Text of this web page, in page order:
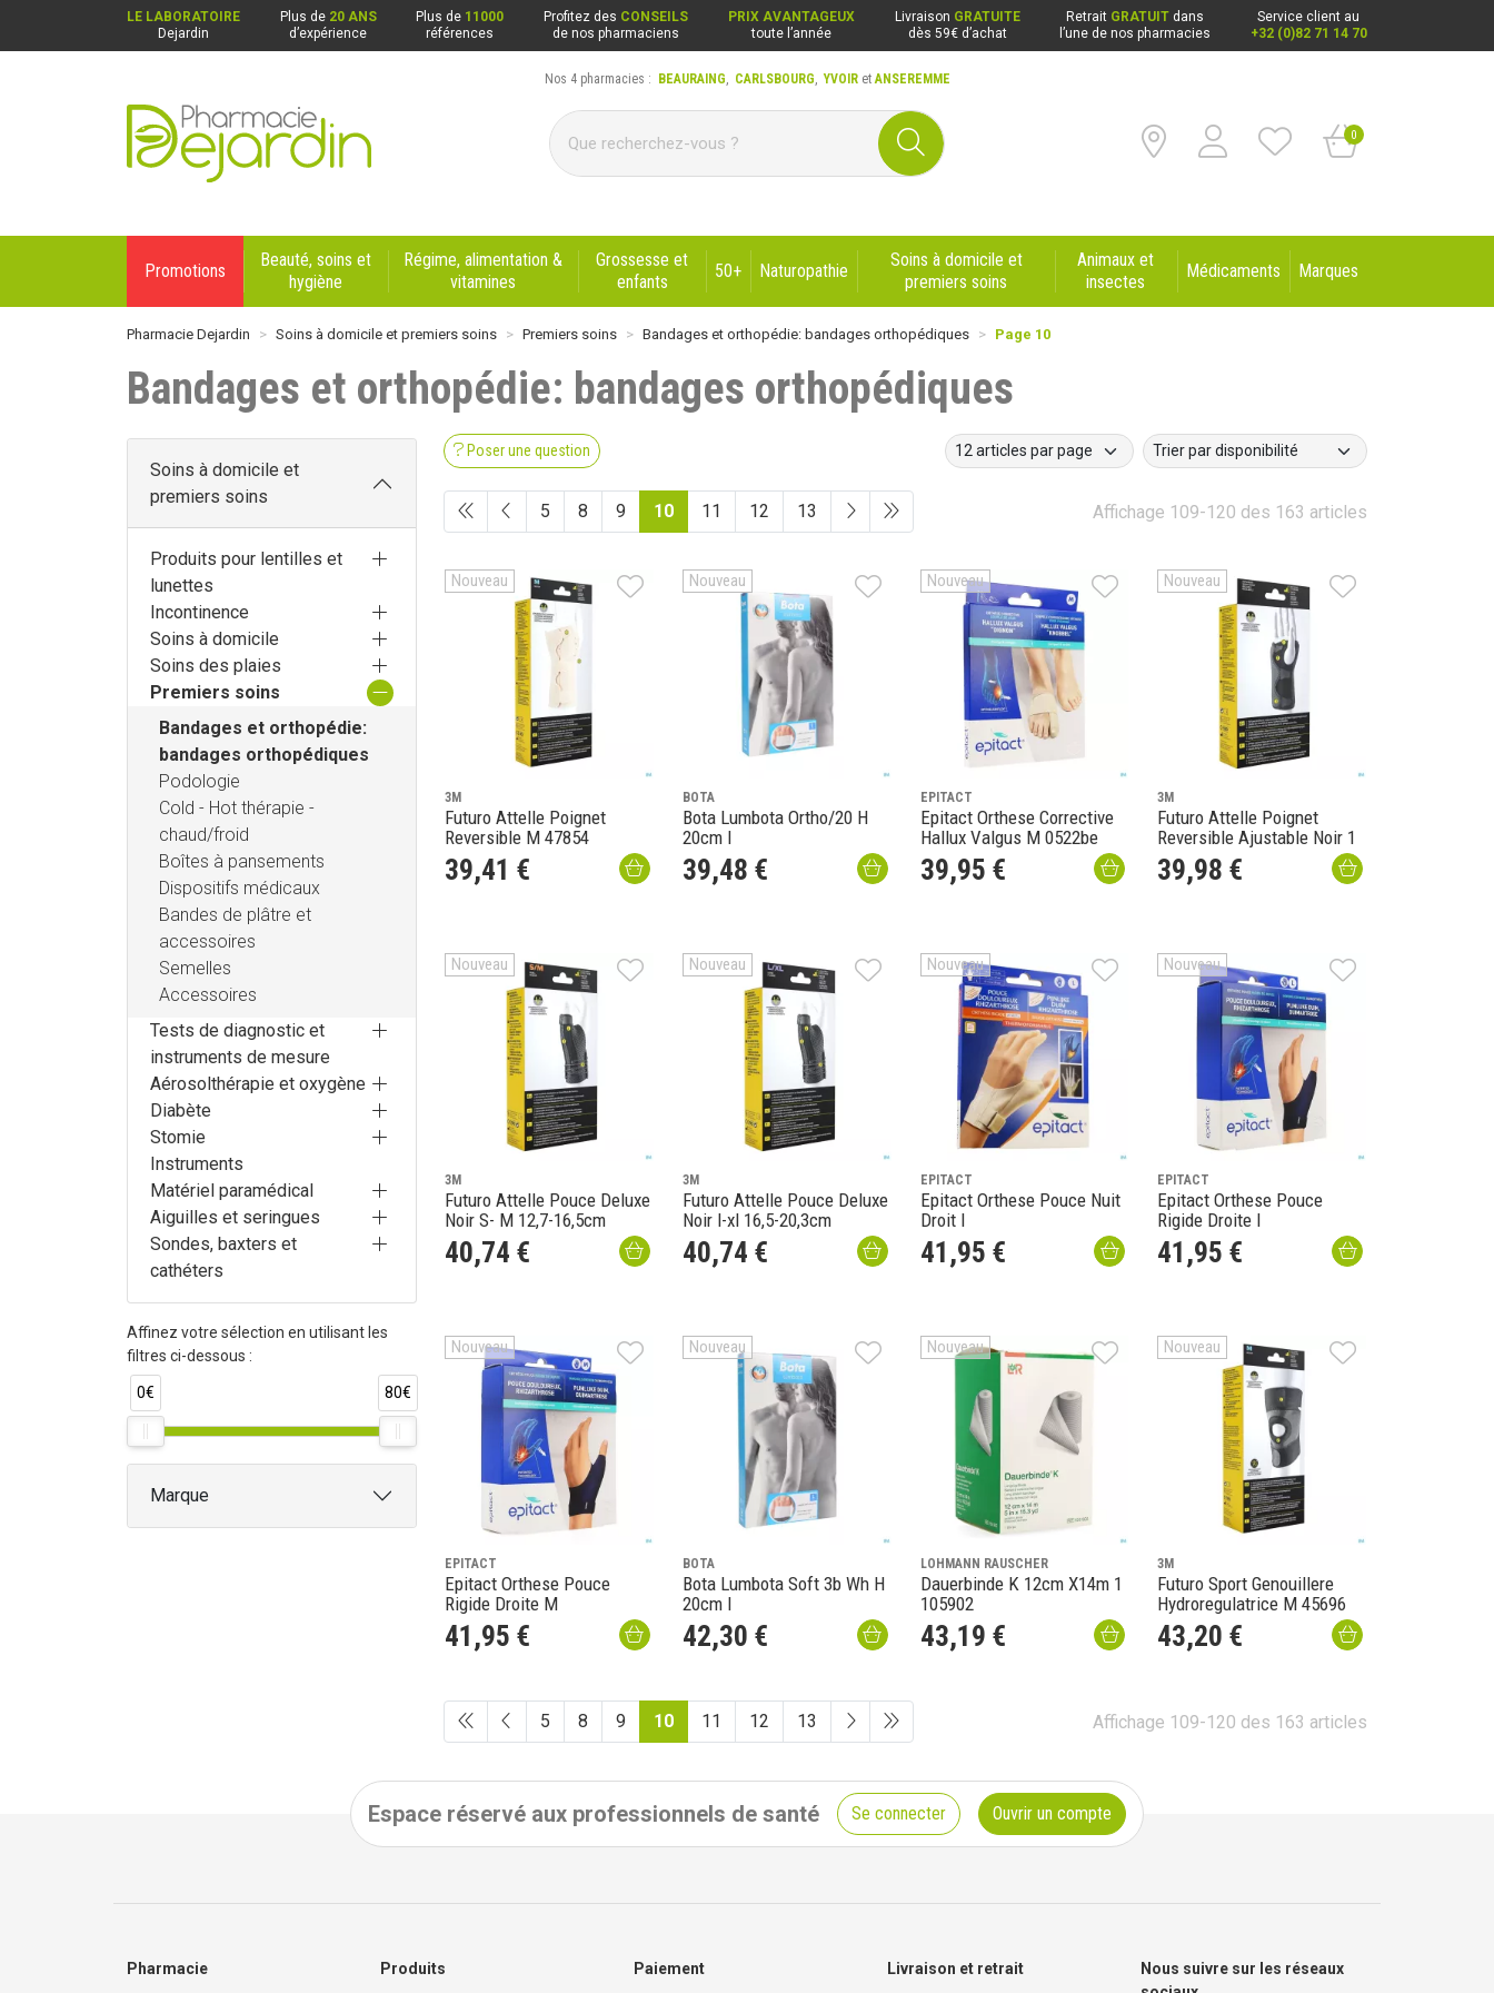
LE LABORATOIRE
Dejardin
Plus de 20 ANS
d’expérience
Plus de 11000
références
Profitez des CONSEILS
de nos pharmaciens
PRIX AVANTAGEUX
toute l’année
Livraison GRATUITE
dès 59€ d’achat
Retrait GRATUIT dans
l’une de nos pharmacies
Service client au
+32 (0)82 71 14 70
Pharmacie Dejardin Nos 4 pharmacies : Beauraing, Carlsbourg, Yvoir, Anseremme
0
Nos 4 pharmacies : BEAURAING, CARLSBOURG,YVOIRetANSEREMME
Promotions
Beauté, soins et
hygiène
Régime, alimentation &
vitamines
Grossesse et
enfants
50+ Naturopathie
Soins à domicile et
premiers soins
Animaux et
insectes
Médicaments Marques
Pharmacie Dejardin Soins à domicile et premiers soins Premiers soins Bandages et orthopédie: bandages orthopédiques Page 10
Bandages et orthopédie: bandages orthopédiques
Poser une question
Affichage 109-120 des 163 articles
5 8 9 10 11 12 13
Nouveau
3M
Futuro Attelle Poignet
Reversible M 47854
39,41 €
Nouveau
BOTA
Bota Lumbota Ortho/20 H
20cm l
39,48 €
Nouveau
EPITACT
Epitact Orthese Corrective
Hallux Valgus M 0522be
39,95 €
Nouveau
3M
Futuro Attelle Poignet
Reversible Ajustable Noir 1
39,98 €
Nouveau
3M
Futuro Attelle Pouce Deluxe
Noir S- M 12,7-16,5cm
40,74 €
Nouveau
3M
Futuro Attelle Pouce Deluxe
Noir l-xl 16,5-20,3cm
40,74 €
Nouveau
EPITACT
Epitact Orthese Pouce Nuit
Droit l
41 ,95 €
Nouveau
EPITACT
Epitact Orthese Pouce
Rigide Droite l
41 ,95 €
Nouveau
EPITACT
Epitact Orthese Pouce
Rigide Droite M
41 ,95 €
Nouveau
BOTA
Bota Lumbota Soft 3b Wh H
20cm l
42,30 €
Nouveau
LOHMANN RAUSCHER
Dauerbinde K 12cm X14m 1
105902
43,19 €
Nouveau
3M
Futuro Sport Genouillere
Hydroregulatrice M 45696
43,20 €
Affichage 109-120 des 163 articles
5 8 9 10 11 12 13
Soins à domicile et
premiers soins
Produits pour lentilles et
lunettes
Incontinence
Soins à domicile
Soins des plaies
Premiers soins
Bandages et orthopédie:
bandages orthopédiques
Podologie
Cold - Hot thérapie -
chaud/froid
Boîtes à pansements
Dispositifs médicaux
Bandes de plâtre et
accessoires
Semelles
Accessoires
Tests de diagnostic et
instruments de mesure
Aérosolthérapie et oxygène
Diabète
Stomie
Instruments
Matériel paramédical
Aiguilles et seringues
Sondes, baxters et
cathéters
Affinez votre sélection en utilisant les
filtres ci-dessous :
0€ 80€
Marque
Espace réservé aux professionnels de santé Se connecter Ouvrir un compte
Pharmacie Produits Paiement Livraison et retrait
Nous suivre sur les réseaux